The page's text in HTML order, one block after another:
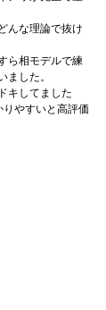
んな理論で抜け
ら相モデルで練
した。
キしてました
やすいと高評価